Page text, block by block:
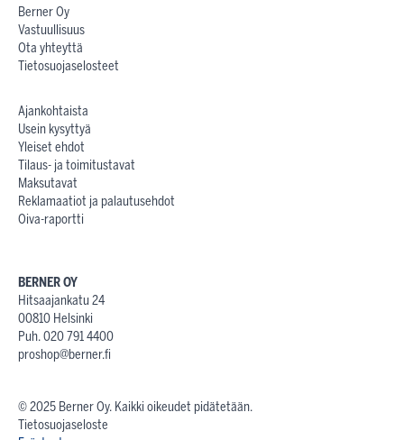
Berner Oy
Vastuullisuus
Ota yhteyttä
Tietosuojaselosteet
Ajankohtaista
Usein kysyttyä
Yleiset ehdot
Tilaus- ja toimitustavat
Maksutavat
Reklamaatiot ja palautusehdot
Oiva-raportti
BERNER OY
Hitsaajankatu 24
00810 Helsinki
Puh. 020 791 4400
proshop@berner.fi
© 2025 Berner Oy. Kaikki oikeudet pidätetään.
Tietosuojaseloste